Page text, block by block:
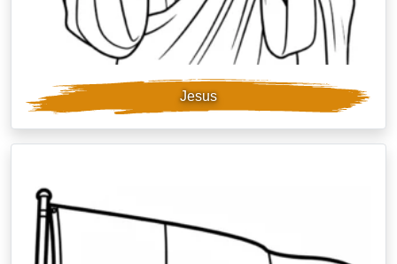
Jesus